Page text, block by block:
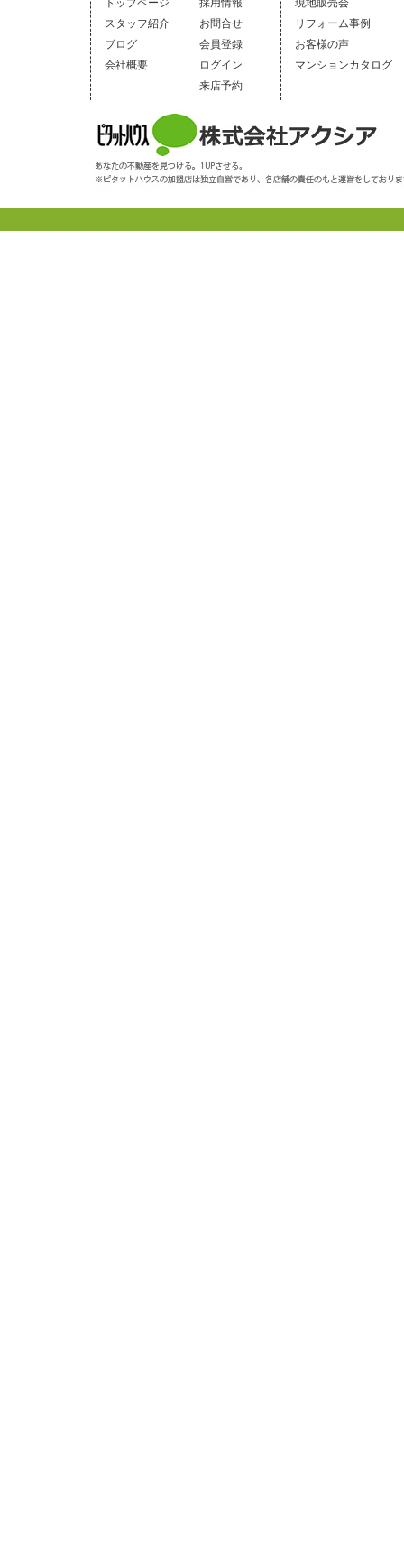
トップページ
スタッフ紹介
ブログ
会社概要
採用情報
お問合せ
会員登録
ログイン
来店予約
現地販売会
リフォーム事例
お客様の声
マンションカタログ